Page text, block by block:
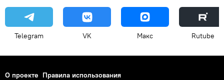
Telegram VK Макс Rutube
О проекте Правила использования